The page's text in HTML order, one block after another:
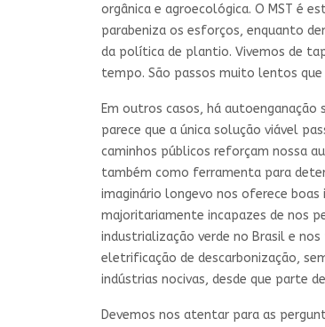
orgânica e agroecológica. O MST é
parabeniza os esforços, enquanto
da política de plantio. Vivemos de
tempo. São passos muito lentos
Em outros casos, há autoenganação
parece que a única solução viável
caminhos públicos reforçam nossa
também como ferramenta para
imaginário longevo nos oferece
majoritariamente incapazes de nos
industrialização verde no Brasil e
eletrificação de descarbonização,
indústrias nocivas, desde que parte
Devemos nos atentar para as